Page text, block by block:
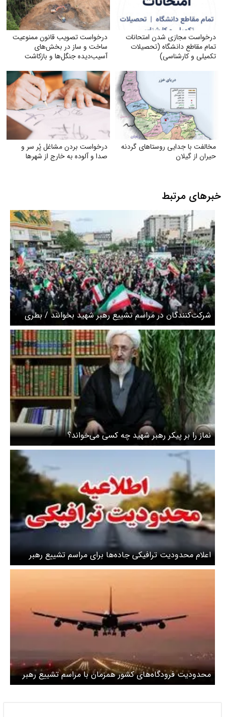
درخواست مجازی شدن امتحانات
تمام مقاطع دانشگاه (تحصیلات
تکمیلی و کارشناسی)
درخواست تصویب قانون ممنوعیت
ساخت و ساز در بخش‌های
آسیب‌دیده جنگل‌ها و بازکاشت
آسیب‌دیده
مخالفت با جدایی روستاهای گردنه
حیران از گیلان
درخواست بردن مشاغل پُر سر و
صدا و آلوده به خارج از شهرها
خبرهای مرتبط
شرکت‌کنندگان در مراسم تشییع رهبر شهید بخوانند / بطری
آب، داروی ضروری و کارت شناسایی همراه داشته باشید
نماز را بر پیکر رهبر شهید چه کسی می‌خواند؟
اعلام محدودیت‌ ترافیکی جاده‌ها برای مراسم تشییع رهبر
شهید
محدودیت فرودگاه‌های کشور همزمان با مراسم تشییع رهبر
شهید اعلام شد / کدام فرودگاهها تعطیل شد؟